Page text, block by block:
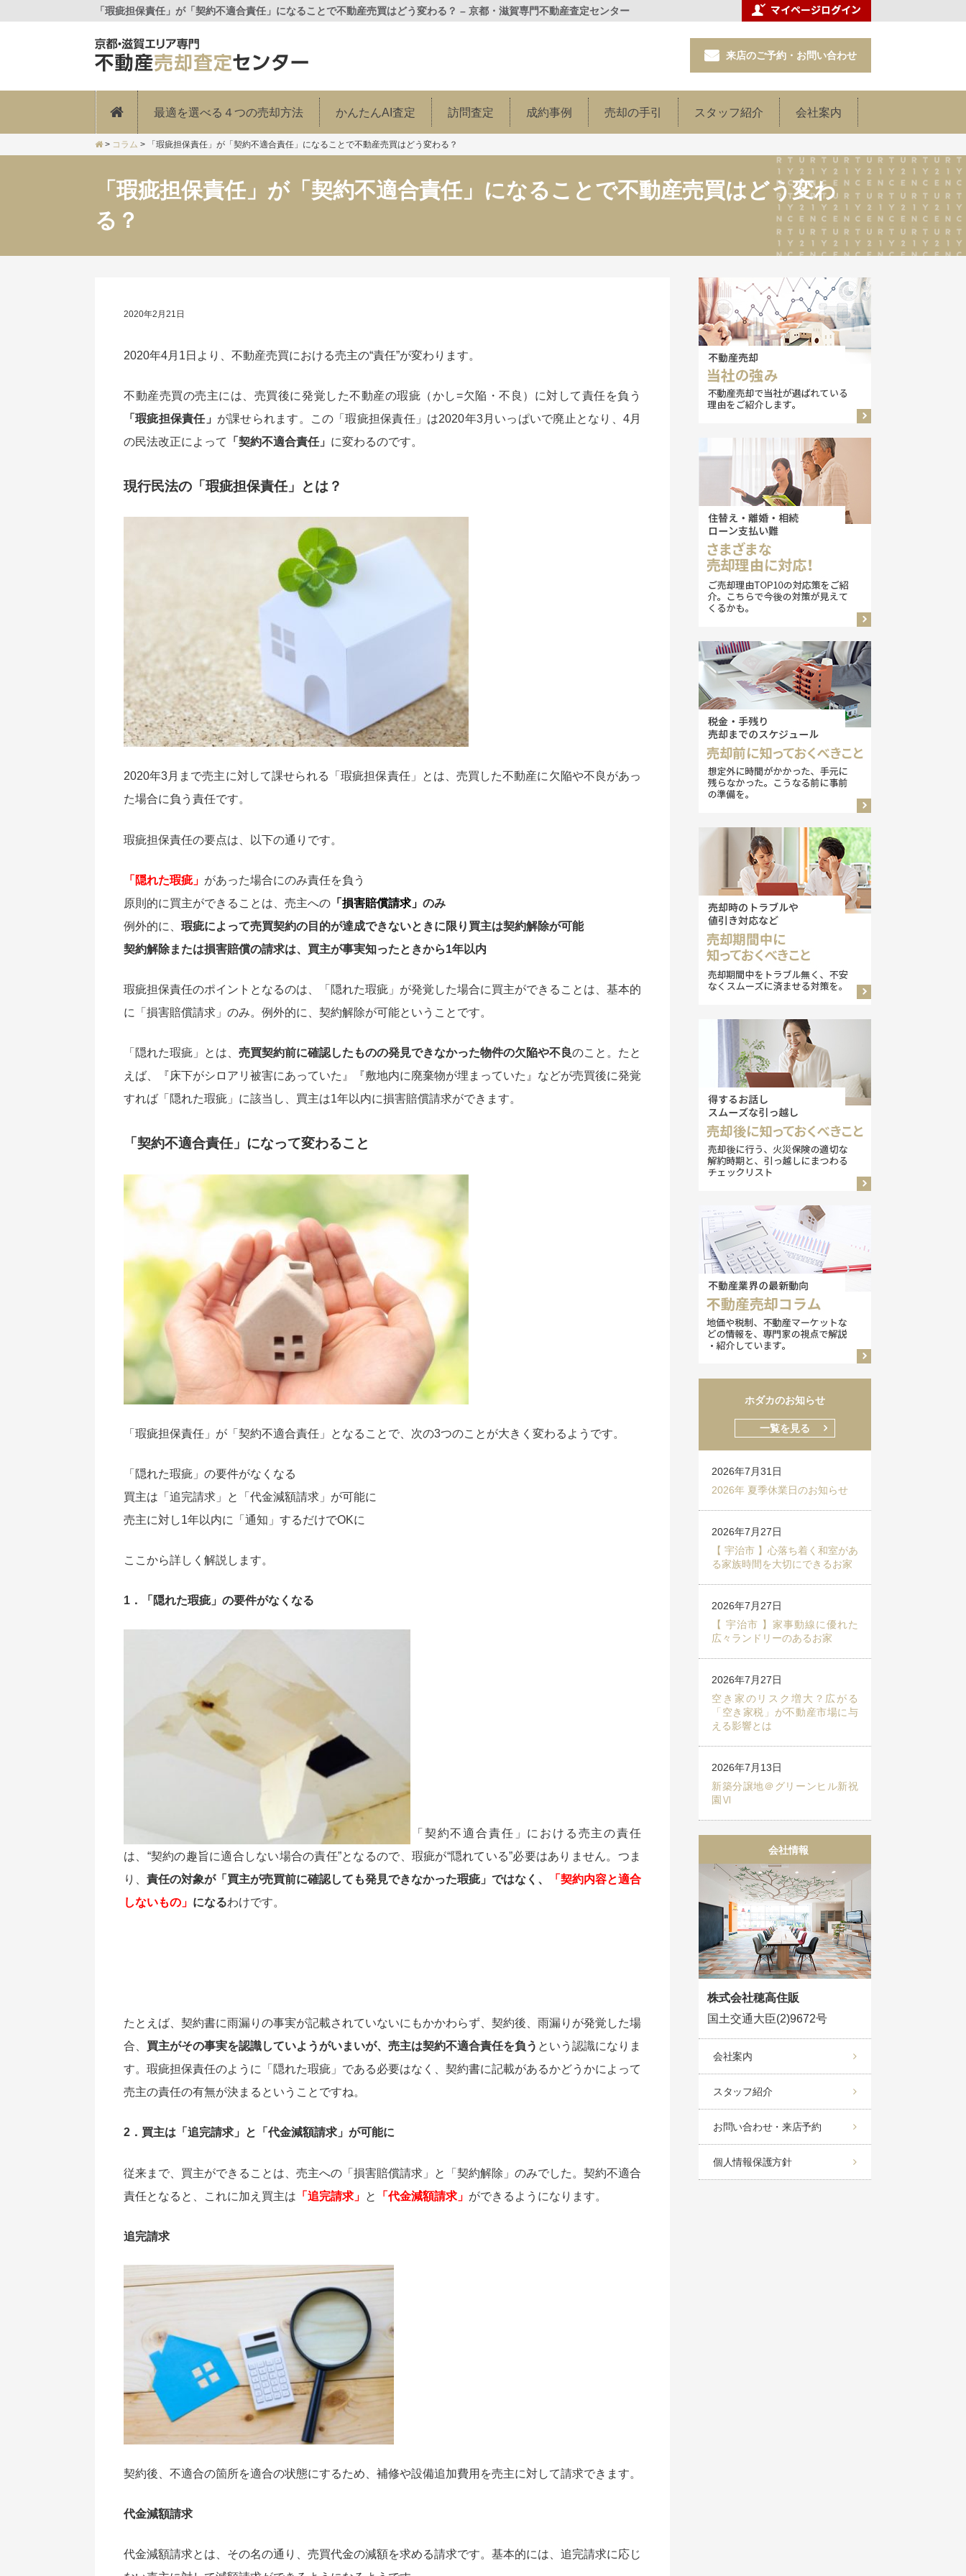
「瑕疵担保責任」が「契約不適合責任」になることで不動産売買はどう変わる？ – 京都・滋賀専門不動産査定センター
来店のご予約・お問い合わせ
最適を選べる４つの売却方法 かんたんAI査定 訪問査定 成約事例 売却の手引 スタッフ紹介 会社案内
> コラム > 「瑕疵担保責任」が「契約不適合責任」になることで不動産売買はどう変わる？
「瑕疵担保責任」が「契約不適合責任」になることで不動産売買はどう変わ
る？
2020年2月21日
2020年4月1日より、不動産売買における売主の“責任”が変わります。
不動産売買の売主には、売買後に発覚した不動産の瑕疵（かし=欠陥・不良）に対して責任を負う
「瑕疵担保責任」 が課せられます。この「瑕疵担保責任」は2020年3月いっぱいで廃止となり、4月
の民法改正によって
「契約不適合責任」 に変わるのです。
現行民法の「瑕疵担保責任」とは？
2020年3月まで売主に対して課せられる「瑕疵担保責任」とは、売買した不動産に欠陥や不良があっ
た場合に負う責任です。
瑕疵担保責任の要点は、以下の通りです。
「隠れた瑕疵」 があった場合にのみ責任を負う
原則的に買主ができることは、売主への 「損害賠償請求」 のみ
例外的に、 瑕疵によって売買契約の目的が達成できないときに限り買主は契約解除が可能
契約解除または損害賠償の請求は、買主が事実知ったときから1年以内
瑕疵担保責任のポイントとなるのは、「隠れた瑕疵」が発覚した場合に買主ができることは、基本的
に「損害賠償請求」のみ。例外的に、契約解除が可能ということです。
「隠れた瑕疵」とは、 売買契約前に確認したものの発見できなかった物件の欠陥や不良のこと。たと
えば、『床下がシロアリ被害にあっていた』『敷地内に廃棄物が埋まっていた』などが売買後に発覚
すれば「隠れた瑕疵」に該当し、買主は1年以内に損害賠償請求ができます。
「契約不適合責任」になって変わること
「瑕疵担保責任」が「契約不適合責任」となることで、次の3つのことが大きく変わるようです。
「隠れた瑕疵」の要件がなくなる
買主は「追完請求」と「代金減額請求」が可能に
売主に対し1年以内に「通知」するだけでOKに
ここから詳しく解説します。
1．「隠れた瑕疵」の要件がなくなる
「契約不適合責任」における売主の責任
は、“契約の趣旨に適合しない場合の責任”となるので、瑕疵が“隠れている”必要はありません。つま
り、 責任の対象が「買主が売買前に確認しても発見できなかった瑕疵」ではなく、
「契約内容と適合
しないもの」 になるわけです。
たとえば、契約書に雨漏りの事実が記載されていないにもかかわらず、契約後、雨漏りが発覚した場
合、 買主がその事実を認識していようがいまいが、売主は契約不適合責任を負う という認識になりま
す。瑕疵担保責任のように「隠れた瑕疵」である必要はなく、契約書に記載があるかどうかによって
売主の責任の有無が決まるということですね。
2．買主は「追完請求」と「代金減額請求」が可能に
従来まで、買主ができることは、売主への「損害賠償請求」と「契約解除」のみでした。契約不適合
責任となると、これに加え買主は 「追完請求」 と 「代金減額請求」 ができるようになります。
追完請求
契約後、不適合の箇所を適合の状態にするため、補修や設備追加費用を売主に対して請求できます。
代金減額請求
代金減額請求とは、その名の通り、売買代金の減額を求める請求です。基本的には、追完請求に応じ
ホダカのお知らせ
一覧を見る
2026年7月31日
2026年 夏季休業日のお知らせ
2026年7月27日
【 宇治市 】心落ち着く和室があ
る家族時間を大切にできるお家
2026年7月27日
【 宇治市 】家事動線に優れた
広々ランドリーのあるお家
2026年7月27日
空き家のリスク増大？広がる
「空き家税」が不動産市場に与
える影響とは
2026年7月13日
新築分譲地＠グリーンヒル新祝
園Ⅵ
会社情報
株式会社穂高住販
国土交通大臣(2)9672号
会社案内
スタッフ紹介
お問い合わせ・来店予約
個人情報保護方針